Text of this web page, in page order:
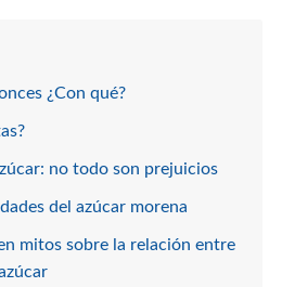
¿Con qué?
no todo son prejuicios
del azúcar morena
mitos sobre la relación entre